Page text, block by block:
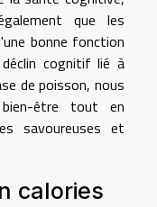
que les
bonne fonction
cognitif lié à
de poisson, nous
être tout en
savoureuses et
calories